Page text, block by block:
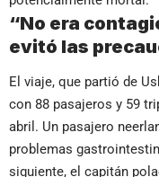
“No era
evitó las
El viaje, que partió de
con 88 pasajeros y 59
abril. Un pasajero
problemas
siguiente, el capitán